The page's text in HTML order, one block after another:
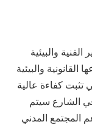
والبيئية
والبيئية
تثبت كفاءة عالية
الشارع سيتم
المجتمع المدني